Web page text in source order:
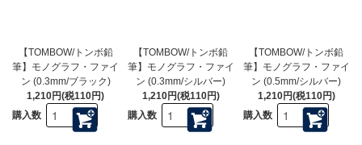
【TOMBOW/トンボ鉛
筆】モノグラフ・ファイ
ン (0.3mm/ブラック)
1,210円(税110円)
購入数
【TOMBOW/トンボ鉛
筆】モノグラフ・ファイ
ン (0.3mm/シルバー)
1,210円(税110円)
購入数
【TOMBOW/トンボ鉛
筆】モノグラフ・ファイ
ン (0.5mm/シルバー)
1,210円(税110円)
購入数